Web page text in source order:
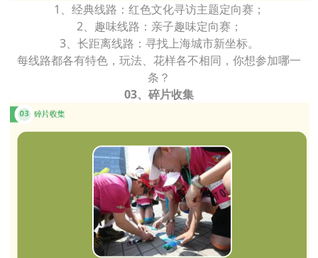
1、经典线路：红色文化寻访主题定向赛；
2、趣味线路：亲子趣味定向赛；
3、长距离线路：寻找上海城市新坐标。
每线路都各有特色，玩法、花样各不相同，你想参加哪一
条？
03、碎片收集